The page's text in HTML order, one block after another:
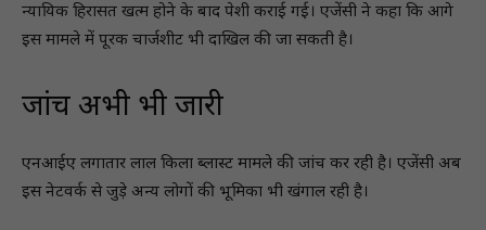
न्यायिक हिरासत खत्म होने के बाद पेशी कराई गई। एजेंसी ने कहा कि आगे
इस मामले में पूरक चार्जशीट भी दाखिल की जा सकती है।
जांच अभी भी जारी
एनआईए लगातार लाल किला ब्लास्ट मामले की जांच कर रही है। एजेंसी अब
इस नेटवर्क से जुड़े अन्य लोगों की भूमिका भी खंगाल रही है।